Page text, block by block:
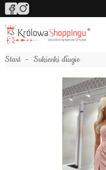
Start Sukienki długie